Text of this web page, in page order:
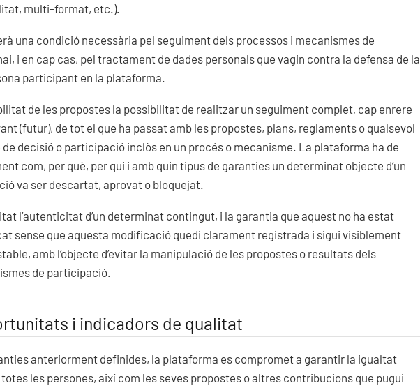
multi-format, etc.).
una condició necessària pel seguiment dels processos i mecanismes de
i en cap cas, pel tractament de dades personals que vagin contra la defensa de la
participant en la plataforma.
de les propostes la possibilitat de realitzar un seguiment complet, cap enrere
(futur), de tot el que ha passat amb les propostes, plans, reglaments o qualsevol
de decisió o participació inclòs en un procés o mecanisme. La plataforma ha de
com, per què, per qui i amb quin tipus de garanties un determinat objecte d’un
va ser descartat, aprovat o bloquejat.
l’autenticitat d’un determinat contingut, i la garantia que aquest no ha estat
sense que aquesta modificació quedi clarament registrada i sigui visiblement
amb l’objecte d’evitar la manipulació de les propostes o resultats dels
de participació.
i indicadors de qualitat
anteriorment definides, la plataforma es compromet a garantir la igualtat
totes les persones, així com les seves propostes o altres contribucions que pugui